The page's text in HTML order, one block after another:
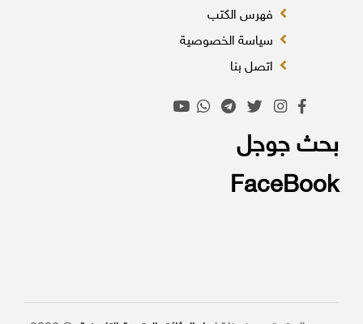
فهرس الكتب
سياسة الخصوصية
اتصل بنا
بحث جوجل
FaceBook